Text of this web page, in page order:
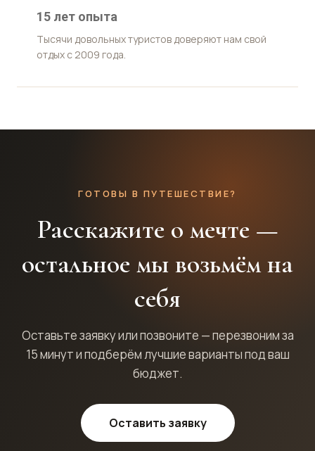
15 лет опыта
Тысячи довольных туристов доверяют нам свой
отдых с 2009 года.
ГОТОВЫ В ПУТЕШЕСТВИЕ?
Расскажите о мечте —
остальное мы возьмём на
себя
Оставьте заявку или позвоните — перезвоним за
15 минут и подберём лучшие варианты под ваш
бюджет.
Оставить заявку